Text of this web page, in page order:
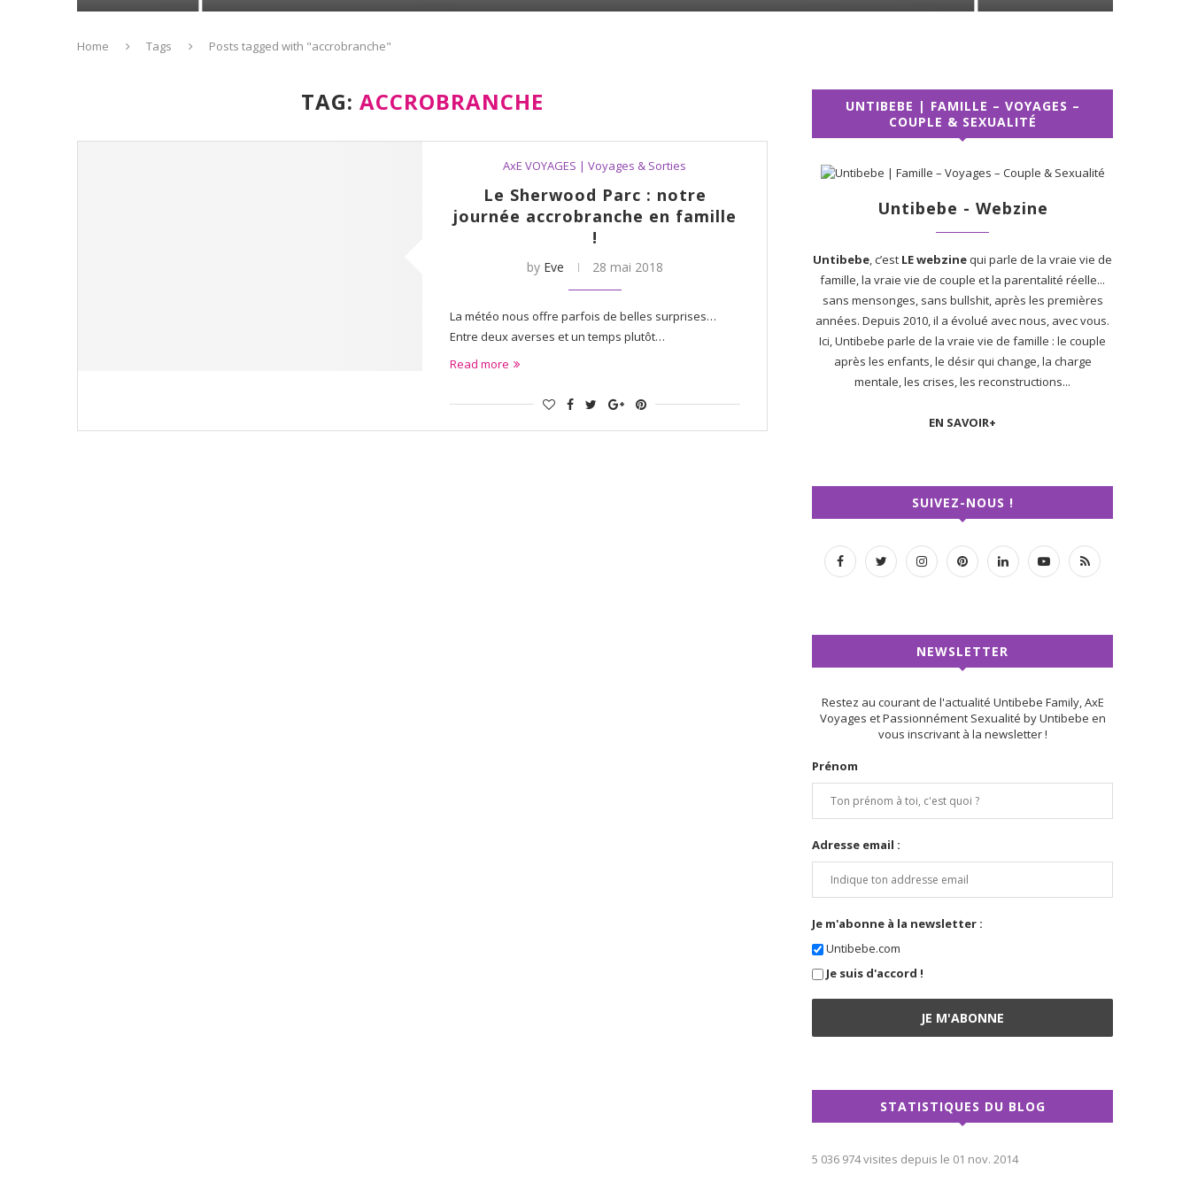
Home Tags Posts tagged with "accrobranche"
TAG: ACCROBRANCHE
AxE VOYAGES | Voyages & Sorties
Le Sherwood Parc : notre
journée accrobranche en famille
!
by Eve 28 mai 2018
La météo nous offre parfois de belles surprises…
Entre deux averses et un temps plutôt…
Read more
UNTIBEBE | FAMILLE – VOYAGES –
COUPLE & SEXUALITÉ
Untibebe - Webzine
Untibebe, c’est LE webzinequi parle de la vraie vie de
famille, la vraie vie de couple et la parentalité réelle...
sans mensonges, sans bullshit, après les premières
années. Depuis 2010, il a évolué avec nous, avec vous.
Ici, Untibebe parle de la vraie vie de famille : le couple
après les enfants, le désir qui change, la charge
mentale, les crises, les reconstructions...
EN SAVOIR+
SUIVEZ-NOUS !
NEWSLETTER
Restez au courant de l'actualité Untibebe Family, AxE
Voyages et Passionnément Sexualité by Untibebe en
vous inscrivant à la newsletter !
Prénom
Adresse email :
Je m'abonne à la newsletter :
Untibebe.com
Je suis d'accord !
STATISTIQUES DU BLOG
5 036 974 visites depuis le 01 nov. 2014